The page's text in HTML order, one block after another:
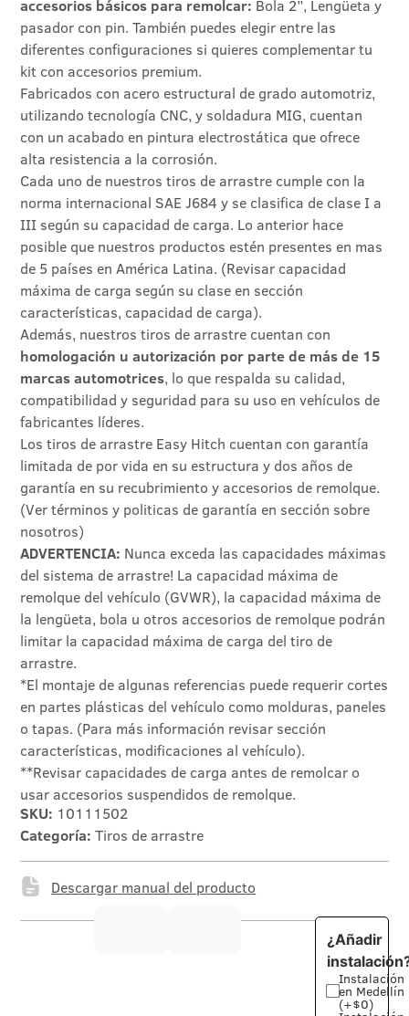
accesorios básicos para remolcar: Bola 2”, Lengüeta y
pasador con pin. También puedes elegir entre las
diferentes configuraciones si quieres complementar tu
kit con accesorios premium.
Fabricados con acero estructural de grado automotriz,
utilizando tecnología CNC, y soldadura MIG, cuentan
con un acabado en pintura electrostática que ofrece
alta resistencia a la corrosión.
Cada uno de nuestros tiros de arrastre cumple con la
norma internacional SAE J684 y se clasifica de clase I a
III según su capacidad de carga. Lo anterior hace
posible que nuestros productos estén presentes en mas
de 5 países en América Latina. (Revisar capacidad
máxima de carga según su clase en sección
características, capacidad de carga).
Además, nuestros tiros de arrastre cuentan con
homologación u autorización por parte de más de 15
marcas automotrices, lo que respalda su calidad,
compatibilidad y seguridad para su uso en vehículos de
fabricantes líderes.
Los tiros de arrastre Easy Hitch cuentan con garantía
limitada de por vida en su estructura y dos años de
garantía en su recubrimiento y accesorios de remolque.
(Ver términos y politicas de garantía en sección sobre
nosotros)
ADVERTENCIA: Nunca exceda las capacidades máximas
del sistema de arrastre! La capacidad máxima de
remolque del vehículo (GVWR), la capacidad máxima de
la lengüeta, bola u otros accesorios de remolque podrán
limitar la capacidad máxima de carga del tiro de
arrastre.
*El montaje de algunas referencias puede requerir cortes
en partes plásticas del vehículo como molduras, paneles
o tapas. (Para más información revisar sección
características, modificaciones al vehículo).
**Revisar capacidades de carga antes de remolcar o
usar accesorios suspendidos de remolque.
SKU: 10111502
Categoría: Tiros de arrastre
Descargar manual del producto
¿Añadir
Instalación
en Medellín
(+$0)